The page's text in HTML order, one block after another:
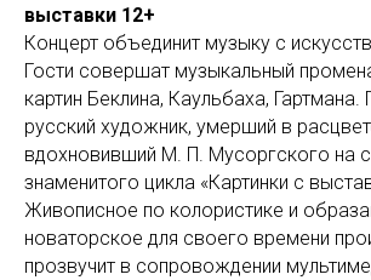
выставки 12+
Концерт объединит музыку с
Гости совершат музыкальный
картин Беклина, Каульбаха,
русский художник, умерший в
вдохновивший М. П. Мусоргского на
знаменитого цикла «Картинки с
Живописное по колористике и
новаторское для своего времени
прозвучит в сопровождении